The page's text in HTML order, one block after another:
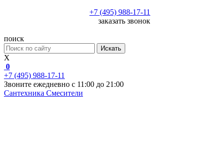
+7 (495) 988-17-11
заказать звонок
поиск
Искать
X
0
+7 (495) 988-17-11
Звоните ежедневно с 11:00 до 21:00
Сантехника Смесители